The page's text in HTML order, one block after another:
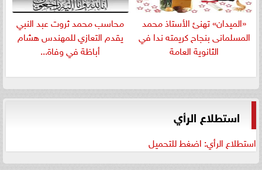
«الميدان» تهنئ الأستاذ محمد
المسلمانى بنجاح كريمته ندا في
الثانوية العامة
​محاسب محمد ثروت عبد النبي
يقدم التعازي للمهندس هشام
أباظة في وفاة...
استطلاع الرأي
استطلاع الرأي: اضغط للتحميل